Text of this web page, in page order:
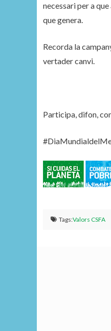
necessari per a
que genera.
Recorda la
vertader canvi.
Participa, difon,
Tags:Valors CSFA